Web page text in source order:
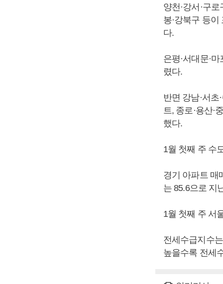
양천·강서·구
봉·강북구 등
다.
은평·서대문·
렸다.
반면 강남·서초
트, 종로·용산·
했다.
1월 첫째 주 수
경기 아파트 매
는 85.6으로 지
1월 첫째 주 서
전세수급지수
높을수록 전세